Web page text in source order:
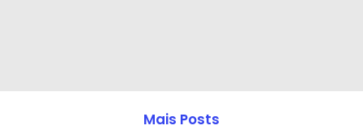
Mais Posts